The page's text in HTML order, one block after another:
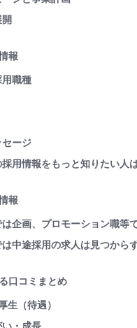
報
用職種
ージ
用情報をもっと知りたい人
報
企画、プロモーション職等
中途採用の求人は見つから
口コミまとめ
生（待遇）
・成長